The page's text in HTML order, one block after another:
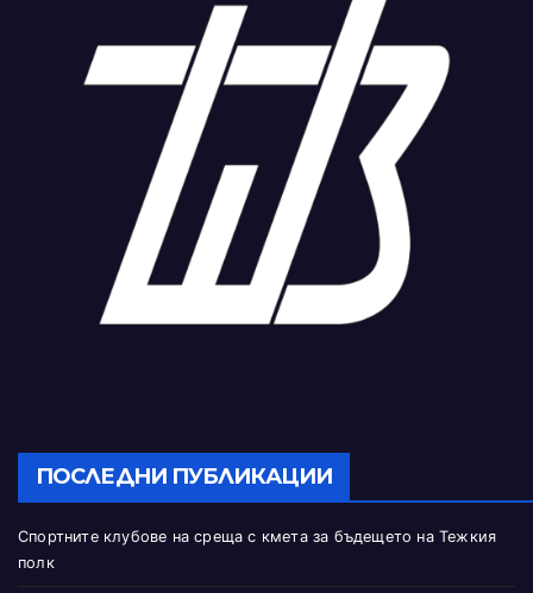
ПОСЛЕДНИ ПУБЛИКАЦИИ
Спортните клубове на среща с кмета за бъдещето на Тежкия
полк